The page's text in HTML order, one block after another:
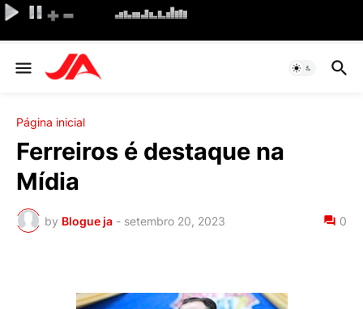
Página inicial
Ferreiros é destaque na
Mídia
by Blogue ja - setembro 20, 2023 0